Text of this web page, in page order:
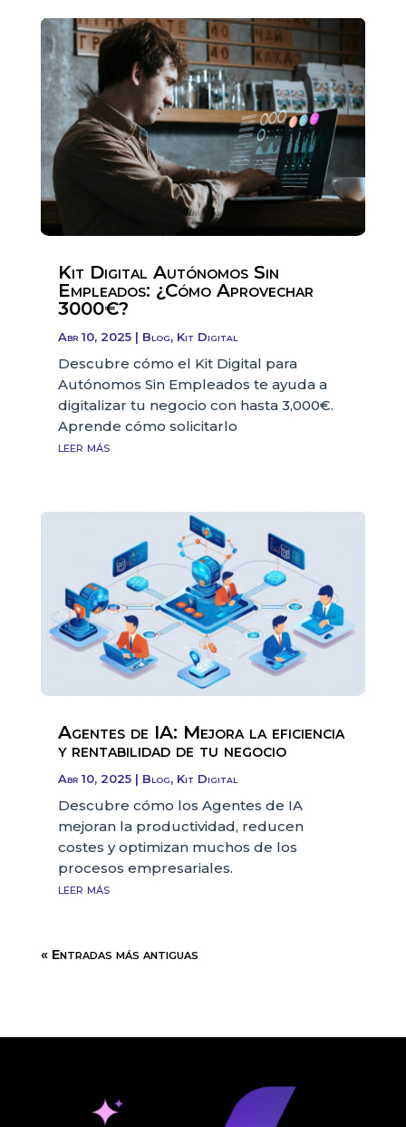
Kit Digital Autónomos Sin
Empleados: ¿Cómo Aprovechar
3000€?
Abr 10, 2025| Blog, Kit Digital
Descubre cómo el Kit Digital para
Autónomos Sin Empleados te ayuda a
digitalizar tu negocio con hasta 3,000€.
Aprende cómo solicitarlo
leer más
Agentes de IA: Mejora la eficiencia
y rentabilidad de tu negocio
Abr 10, 2025| Blog, Kit Digital
Descubre cómo los Agentes de IA
mejoran la productividad, reducen
costes y optimizan muchos de los
procesos empresariales.
leer más
« Entradas más antiguas